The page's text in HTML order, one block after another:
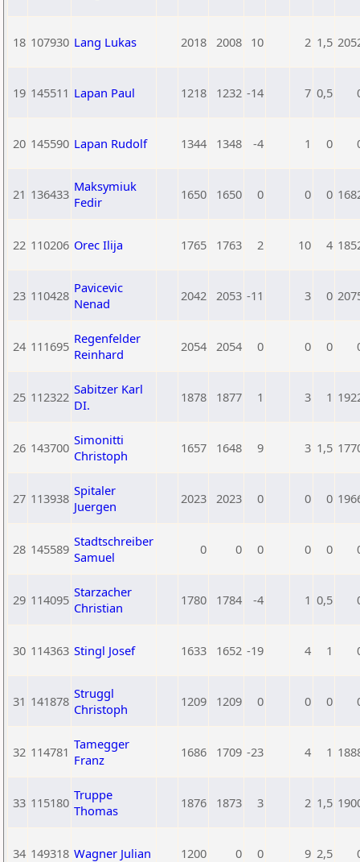
18 107930 Lang Lukas 2018 2008 10 2 1,5
19 145511 Lapan Paul 1218 1232 -14 7 0,5
20 145590 Lapan Rudolf 1344 1348 -4 1 0
21 136433 Maksymiuk
Fedir
1650 1650 0 0 0
22 110206 Orec Ilija 1765 1763 2 10 4
23 110428 Pavicevic
Nenad
2042 2053 -11 3 0
24 111695 Regenfelder
Reinhard
2054 2054 0 0 0
25 112322 Sabitzer Karl
DI.
1878 1877 1 3 1
26 143700 Simonitti
Christoph
1657 1648 9 3 1,5
27 113938 Spitaler
Juergen
2023 2023 0 0 0
28 145589 Stadtschreiber
Samuel
0 0 0 0 0
29 114095 Starzacher
Christian
1780 1784 -4 1 0,5
30 114363 Stingl Josef 1633 1652 -19 4 1
31 141878 Struggl
Christoph
1209 1209 0 0 0
32 114781 Tamegger
Franz
1686 1709 -23 4 1
33 115180 Truppe
Thomas
1876 1873 3 2 1,5
34 149318 Wagner Julian 1200 0 0 9 2,5